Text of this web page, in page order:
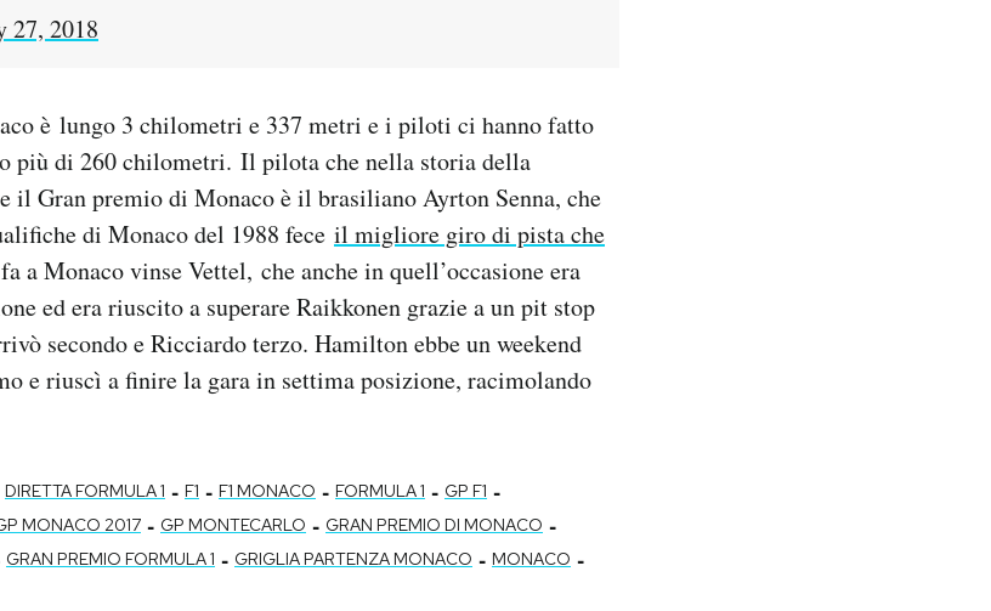
27, 2018
è lungo 3 chilometri e 337 metri e i piloti ci hanno fatto
più di 260 chilometri. Il pilota che nella storia della
il Gran premio di Monaco è il brasiliano Ayrton Senna, che
di Monaco del 1988 fece il migliore giro di pista che
a Monaco vinse Vettel, che anche in quell’occasione era
ed era riuscito a superare Raikkonen grazie a un pit stop
secondo e Ricciardo terzo. Hamilton ebbe un weekend
e riuscì a finire la gara in settima posizione, racimolando
DIRETTA FORMULA 1 - F1 - F1 MONACO - FORMULA 1 - GP F1 -
MONACO 2017 - GP MONTECARLO - GRAN PREMIO DI MONACO -
GRAN PREMIO FORMULA 1 - GRIGLIA PARTENZA MONACO - MONACO -